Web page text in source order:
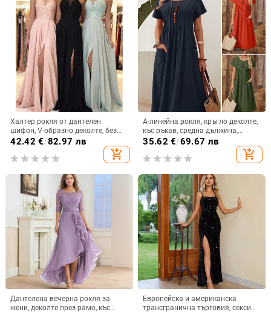
Халтер рокля от дантелен
шифон, V-образно деколте, без
ръкави, дълга рокля А-линия с
42.42 €/82.97 лв
add_shopping_cart
A-линейна рокля, кръгло деколте,
къс ръкав, средна дължина,
китайски стил литературно ретро
35.62 €/69.67 лв
add_shopping_cart
Дантелена вечерна рокля за
жени, деколте през рамо, къс
Европейска и американска
трансгранична търговия, секси